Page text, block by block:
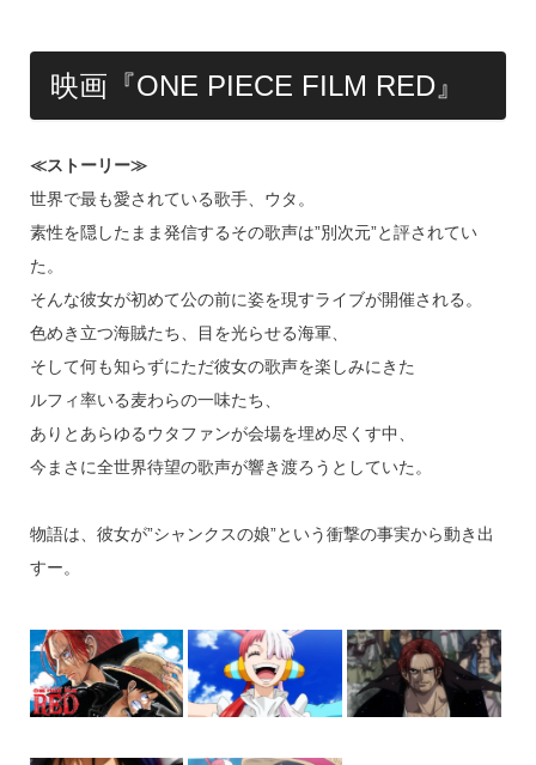
映画『ONE PIECE FILM RED』
≪ストーリー≫
世界で最も愛されている歌手、ウタ。
素性を隠したまま発信するその歌声は”別次元”と評されてい
た。
そんな彼女が初めて公の前に姿を現すライブが開催される。
色めき立つ海賊たち、目を光らせる海軍、
そして何も知らずにただ彼女の歌声を楽しみにきた
ルフィ率いる麦わらの一味たち、
ありとあらゆるウタファンが会場を埋め尽くす中、
今まさに全世界待望の歌声が響き渡ろうとしていた。
物語は、彼女が”シャンクスの娘”という衝撃の事実から動き出
すー。